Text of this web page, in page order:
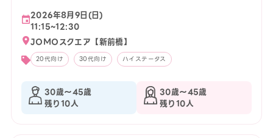
2026年8月9日(日)
11:15~12:30
JOMOスクエア【新前橋】
20代向け 30代向け ハイステータス
30歳〜45歳
残り10人
30歳〜45歳
残り10人